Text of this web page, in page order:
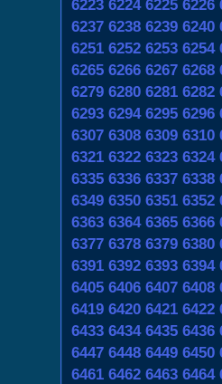
6223 6224 6225 6226
6237 6238 6239 6240
6251 6252 6253 6254
6265 6266 6267 6268
6279 6280 6281 6282
6293 6294 6295 6296
6307 6308 6309 6310
6321 6322 6323 6324
6335 6336 6337 6338
6349 6350 6351 6352
6363 6364 6365 6366
6377 6378 6379 6380
6391 6392 6393 6394
6405 6406 6407 6408
6419 6420 6421 6422
6433 6434 6435 6436
6447 6448 6449 6450
6461 6462 6463 6464